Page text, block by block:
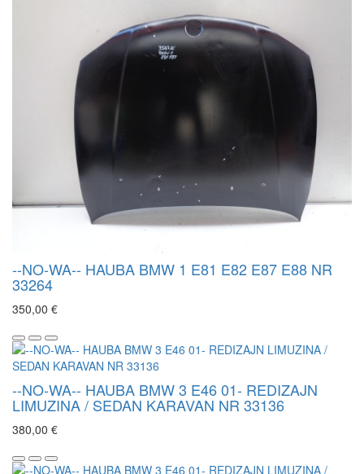
--NO-WA-- HAUBA BMW 1 E81 E82 E87 E88 NR
33264
350,00 €
--NO-WA-- HAUBA BMW 3 E46 01- REDIZAJN
LIMUZINA / SEDAN KARAVAN NR 33136
380,00 €